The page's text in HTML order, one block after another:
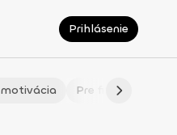
Prihlásenie
Pre fitmaminky